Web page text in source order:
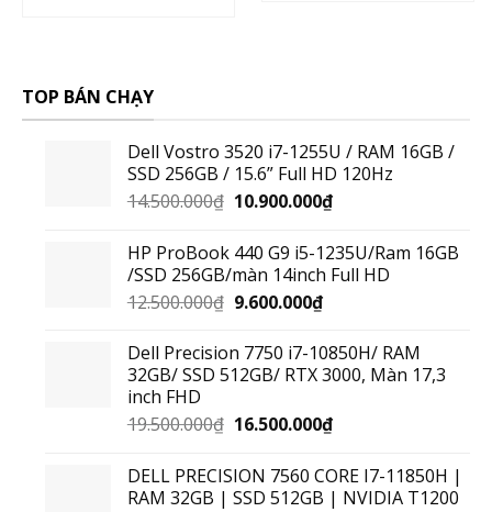
TOP BÁN CHẠY
Dell Vostro 3520 i7-1255U / RAM 16GB /
SSD 256GB / 15.6” Full HD 120Hz
14.500.000₫ 10.900.000₫
HP ProBook 440 G9 i5-1235U/Ram 16GB
/SSD 256GB/màn 14inch Full HD
12.500.000₫ 9.600.000₫
Dell Precision 7750 i7-10850H/ RAM
32GB/ SSD 512GB/ RTX 3000, Màn 17,3
inch FHD
19.500.000₫ 16.500.000₫
DELL PRECISION 7560 CORE I7-11850H |
RAM 32GB | SSD 512GB | NVIDIA T1200